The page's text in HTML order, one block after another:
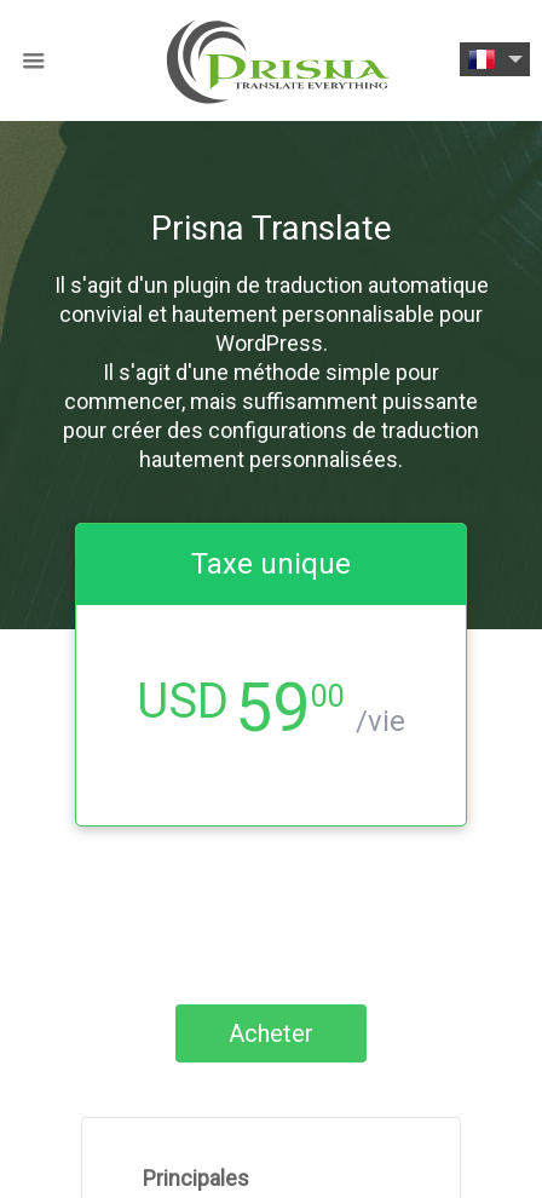
Prisna Translate
Il s'agit d'un plugin de traduction automatique
convivial et hautement personnalisable pour
WordPress.
Il s'agit d'une méthode simple pour
commencer, mais suffisamment puissante
pour créer des configurations de traduction
hautement personnalisées.
Taxe unique
USD 5900
/vie
Acheter
Principales